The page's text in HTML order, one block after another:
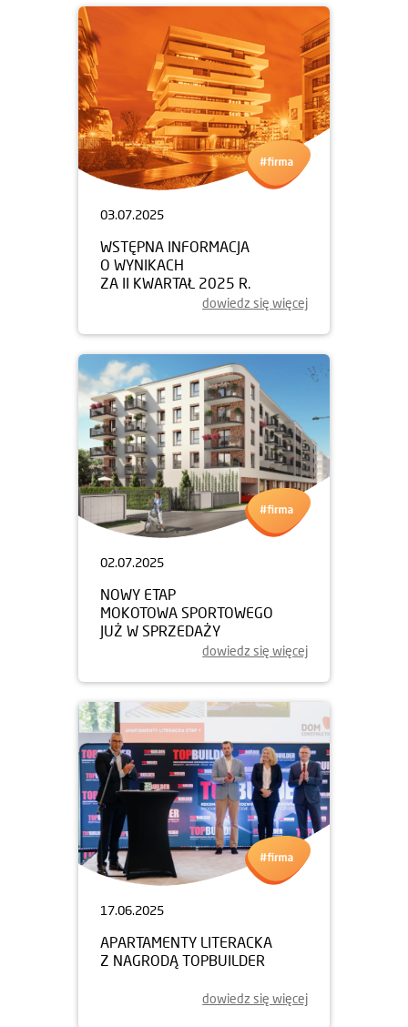
03.07.2025
WSTĘPNA INFORMACJA
O WYNIKACH
ZA II KWARTAŁ 2025 R.
dowiedz się więcej
02.07.2025
NOWY ETAP
MOKOTOWA SPORTOWEGO
JUŻ W SPRZEDAŻY
dowiedz się więcej
17.06.2025
APARTAMENTY LITERACKA
Z NAGRODĄ TOPBUILDER
dowiedz się więcej